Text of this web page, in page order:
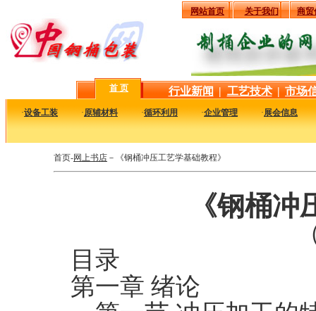
网站首页 关于我们 商贸
首 页 行业新闻 | 工艺技术 | 市场
·设备工装 ·原辅材料 ·循环利用 ·企业管理 ·展会信息
首页-网上书店 －《钢桶冲压工艺学基础教程》
《钢桶
目录
第一章 绪论